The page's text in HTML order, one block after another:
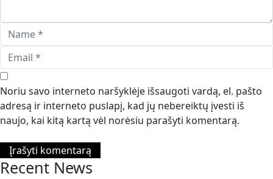
Noriu savo interneto naršyklėje išsaugoti vardą, el. pašto
adresą ir interneto puslapį, kad jų nebereiktų įvesti iš
naujo, kai kitą kartą vėl norėsiu parašyti komentarą.
Recent News